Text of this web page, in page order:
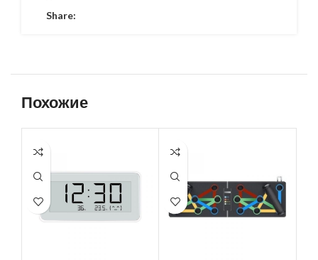
Share:
Похожие